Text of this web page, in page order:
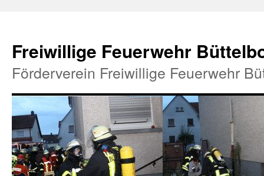
Freiwillige Feuerwehr
Förderverein Freiwillige Feuerwehr